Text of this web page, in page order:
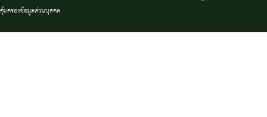
คุ้มครองข้อมูลส่วนบุคคล